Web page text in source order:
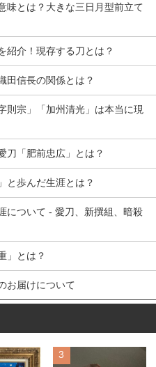
味とは？大きな三日月型前立て
紹介！現存する刀とは？
田信長の関係とは？
則宗」「加州清光」は本当に現
刀「肥前忠広」とは？
と歩んだ生涯とは？
について - 愛刀、新撰組、暗殺
」とは？
お届けについて
3